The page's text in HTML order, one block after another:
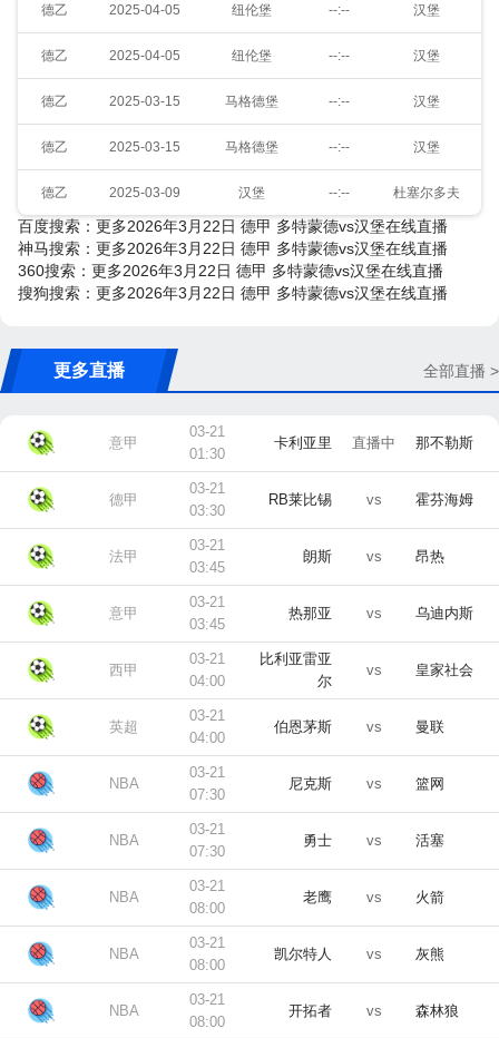
德乙 2025-04-05 纽伦堡 --:-- 汉堡
德乙 2025-04-05 纽伦堡 --:-- 汉堡
德乙 2025-03-15 马格德堡 --:-- 汉堡
德乙 2025-03-15 马格德堡 --:-- 汉堡
德乙 2025-03-09 汉堡 --:-- 杜塞尔多夫
百度搜索：更多2026年3月22日 德甲 多特蒙德vs汉堡在线直播
神马搜索：更多2026年3月22日 德甲 多特蒙德vs汉堡在线直播
360搜索：更多2026年3月22日 德甲 多特蒙德vs汉堡在线直播
搜狗搜索：更多2026年3月22日 德甲 多特蒙德vs汉堡在线直播
更多直播 全部直播 >
意甲
03-21
01:30
卡利亚里 直播中 那不勒斯
德甲
03-21
03:30
RB莱比锡 vs 霍芬海姆
法甲
03-21
03:45
朗斯 vs 昂热
意甲
03-21
03:45
热那亚 vs 乌迪内斯
西甲
03-21
04:00
比利亚雷亚
尔
vs 皇家社会
英超
03-21
04:00
伯恩茅斯 vs 曼联
NBA
03-21
07:30
尼克斯 vs 篮网
NBA
03-21
07:30
勇士 vs 活塞
NBA
03-21
08:00
老鹰 vs 火箭
NBA
03-21
08:00
凯尔特人 vs 灰熊
NBA
03-21
08:00
开拓者 vs 森林狼